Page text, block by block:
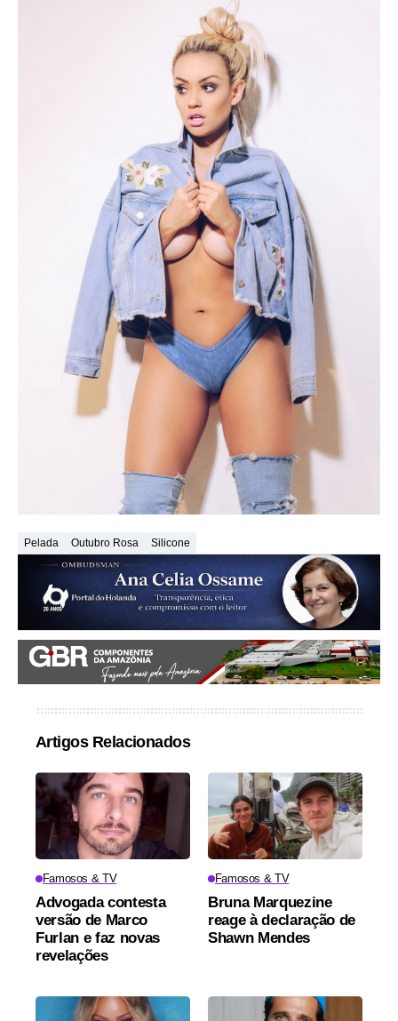
Pelada Outubro Rosa Silicone
Artigos Relacionados
Famosos & TV
Advogada contesta
versão de Marco
Furlan e faz novas
revelações
Famosos & TV
Bruna Marquezine
reage à declaração de
Shawn Mendes